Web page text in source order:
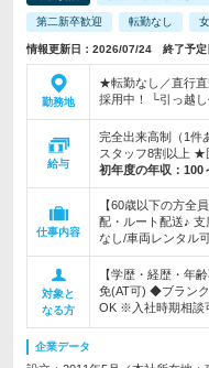
第二新卒歓迎 転勤なし
情報更新日：2026/07/24 終了予定
勤務地
★転勤なし／直行
採用中！ └引っ越
給与
完全出来高制（1件
スタッフ8割以上 ★
初年度の年収： 100
仕事内容
【60歳以下の方全
配・ルート配送♪
なし/車両レンタル
対象と
なる方
【学歴・経歴・年
免(AT可) ◆ブラン
OK ※入社時期相談
企業データ